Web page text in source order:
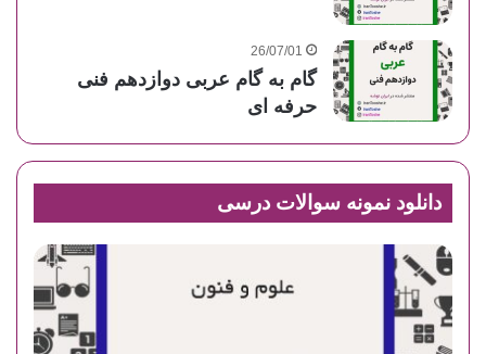
26/07/01
گام به گام عربی دوازدهم فنی
حرفه ای
دانلود نمونه سوالات درسی